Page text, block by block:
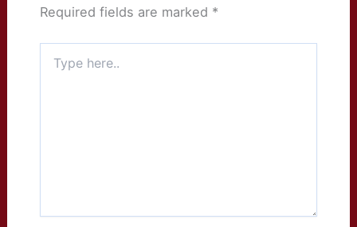
Required fields are marked *
here..